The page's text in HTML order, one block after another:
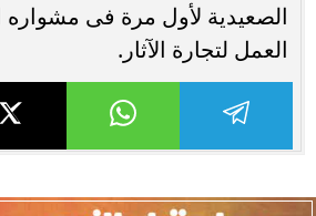
الصعيدية لأول مرة فى مشواره
العمل لتجارة الآثار.